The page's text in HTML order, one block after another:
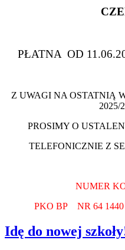
PŁATNA OD
Z UWAGI NA OSTATNIĄ
PROSIMY O
TELEFONICZNIE Z
NUMER
PKO BP NR 64 1440
Idę do nowej